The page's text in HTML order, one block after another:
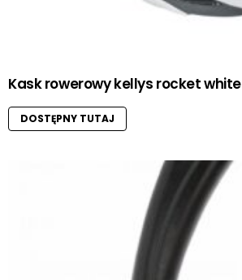
Kask rowerowy kellys rocket white
DOSTĘPNY TUTAJ